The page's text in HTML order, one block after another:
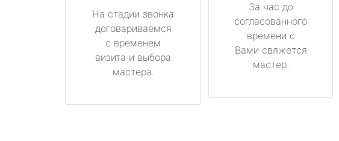
На стадии звонка
договариваемся
с временем
визита и выбора
мастера.
За час до
согласованного
времени с
Вами свяжется
мастер.